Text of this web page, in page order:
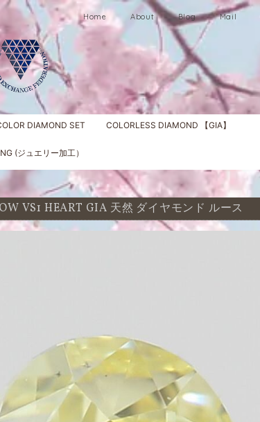
Home About Blog Mail
DIAMOND SET COLORLESS DIAMOND 【GIA】
(ジュエリー加工）
VS1 HEART GIA 天然 ダイヤモンド ルース